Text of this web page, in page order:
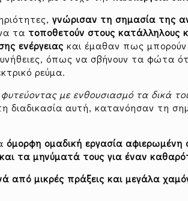
γνώρισαν τη σημασία της
τα τοποθετούν στους κατάλληλους
ενέργειας και έμαθαν πως
όπως να σβήνουν τα φώτα
ρεύμα.
φυτεύοντας με ενθουσιασμό τα δικά
διαδικασία αυτή, κατανόησαν τη
όμορφη ομαδική εργασία
τα μηνύματά τους για έναν
από μικρές πράξεις και μεγάλα